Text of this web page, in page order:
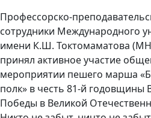
Профессорско-
сотрудники Международного
имени К.Ш. Токтомаматова
принял активное участие
мероприятии пешего марша
полк» в честь 81-й годовщины
Победы в Великой